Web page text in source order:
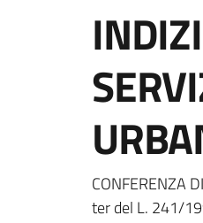
CONFERENZA
ter del L. 241/